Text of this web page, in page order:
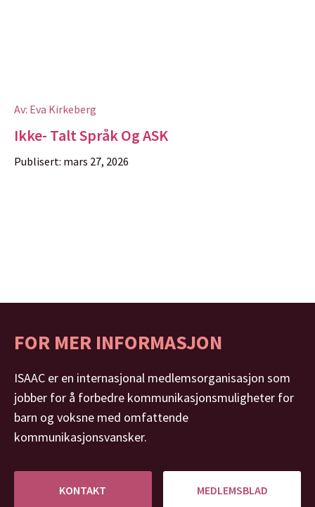
Av: Eva Kirkeberg
Ikke- Talt Språk Og ASK
Publisert: mars 27, 2026
FOR MER INFORMASJON
ISAAC er en internasjonal medlemsorganisasjon som
jobber for å forbedre kommunikasjonsmuligheter for
barn og voksne med omfattende
kommunikasjonsvansker.
KONTAKT MEDLEMSBLAD